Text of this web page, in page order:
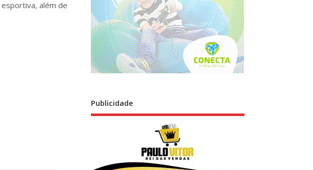
além de
Publicidade